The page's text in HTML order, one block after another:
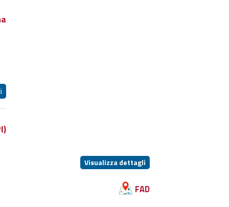
Visualizza dettagli
FAD